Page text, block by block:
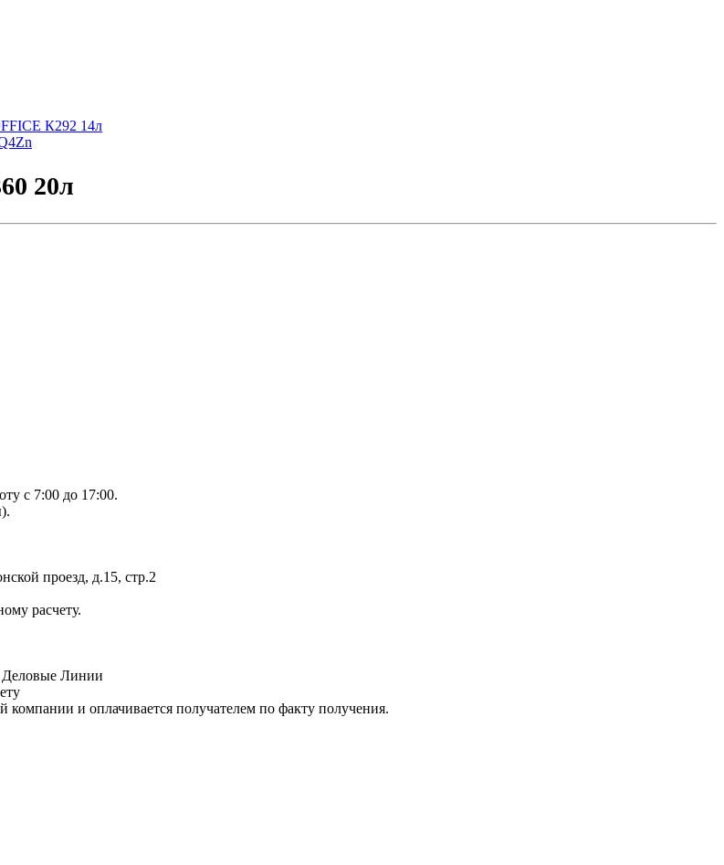
К292 14л
20л
с 7:00 до 17:00.
проезд, д.15, стр.2
расчету.
Деловые Линии
компании и оплачивается получателем по факту получения.